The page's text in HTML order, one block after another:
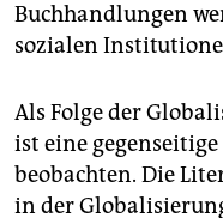
Buchhandlungen
sozialen
Als Folge der
ist eine
beobachten. Die
in der